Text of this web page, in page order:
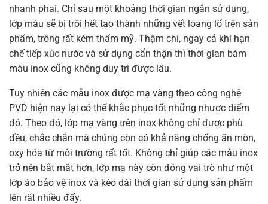
nhanh phai. Chỉ sau một khoảng thời gian ngắn sử dụng,
lớp màu sẽ bị trôi hết tạo thành những vết loang lổ trên sản
phẩm, trông rất kém thẩm mỹ. Thậm chí, ngay cả khi hạn
chế tiếp xúc nước và sử dụng cẩn thận thì thời gian bám
màu inox cũng không duy trì được lâu.
Tuy nhiên các mẫu inox được mạ vàng theo công nghệ
PVD hiện nay lại có thể khắc phục tốt những nhược điểm
đó. Theo đó, lớp mạ vàng trên inox không chỉ được phù
đều, chắc chắn mà chúng còn có khả năng chống ăn mòn,
oxy hóa từ môi trường rất tốt. Không chỉ giúp các mẫu inox
trở nên bắt mắt hơn, lớp mạ này còn đóng vai trò như một
lớp áo bảo vệ inox và kéo dài thời gian sử dụng sản phẩm
lên rất nhiều đấy.